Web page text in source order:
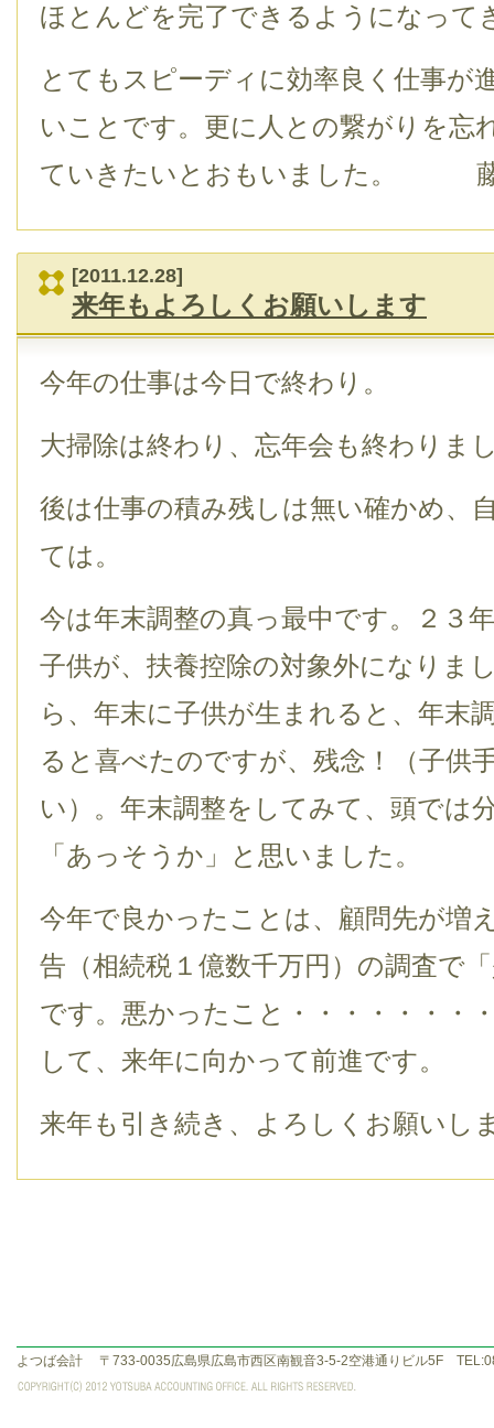
ほとんどを完了できるようになって
とてもスピーディに効率良く仕事が
いことです。更に人との繋がりを忘
ていきたいとおもいました。
[2011.12.28]
来年もよろしくお願いします
今年の仕事は今日で終わり。
大掃除は終わり、忘年会も終わりま
後は仕事の積み残しは無い確かめ、
ては。
今は年末調整の真っ最中です。２３
子供が、扶養控除の対象外になりま
ら、年末に子供が生まれると、年末
ると喜べたのですが、残念！（子供
い）。年末調整をしてみて、頭では
「あっそうか」と思いました。
今年で良かったことは、顧問先が増
告（相続税１億数千万円）の調査で
です。悪かったこと・・・・・・・
して、来年に向かって前進です。
来年も引き続き、よろしくお願いし
よつば会計 〒733-0035広島県広島市西区南観音3-5-2空港通りビル5F